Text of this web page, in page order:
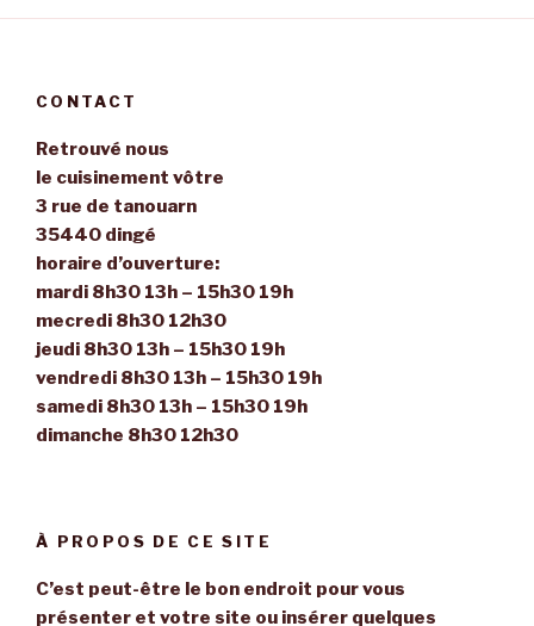
CONTACT
Retrouvé nous
le cuisinement vôtre
3 rue de tanouarn
35440 dingé
horaire d’ouverture:
mardi 8h30 13h – 15h30 19h
mecredi 8h30 12h30
jeudi 8h30 13h – 15h30 19h
vendredi 8h30 13h – 15h30 19h
samedi 8h30 13h – 15h30 19h
dimanche 8h30 12h30
À PROPOS DE CE SITE
C’est peut-être le bon endroit pour vous
présenter et votre site ou insérer quelques